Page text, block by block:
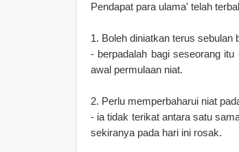
Pendapat para ulama' telah
1. Boleh diniatkan terus sebulan
- berpadalah bagi seseorang
awal permulaan niat.
2. Perlu memperbaharui niat
- ia tidak terikat antara satu
sekiranya pada hari ini rosak.